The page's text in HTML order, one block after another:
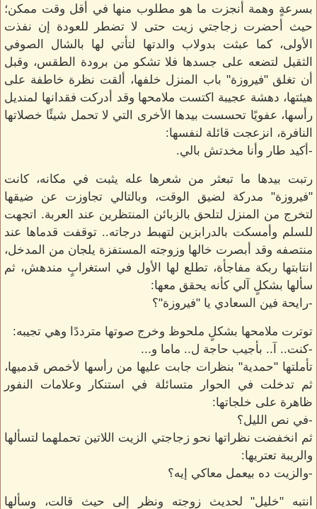
بسرعةٍ وهمة أنجزت ما هو مطلوب منها في أقل وقت ممكن؛
حيث أحضرت زجاجتي زيت حتى لا تضطر للعودة إن نفذت
الأولى، كما عبثت بدولاب والدتها لتأتي لها بالشال الصوفي
الثقيل لتضعه على جسدها فلا تشكو من برودة الطقس، وقبل
أن تغلق "فيروزة" باب المنزل خلفها، ألقت نظرة خاطفة على
هيئتها، دهشة عجيبة اكتست ملامحها وقد أدركت فقدانها لمنديل
رأسها، عفويًا تحسست بيدها الأخرى التي لا تحمل شيئًا خصلاتها
النافرة، انزعجت قائلة لنفسها:
-أكيد طار وأنا مخدتش بالي.
رتبت بيدها ما تبعثر من شعرها عله يثبت في مكانه، كانت
"فيروزة" مدركة لضيق الوقت، وبالتالي تجاوزت عن ضيقها
لتخرج من المنزل لتلحق بالزبائن المنتظرين عند العربة. اتجهت
للسلم وأمسكت بالدرابزين لتهبط درجاته.. توقفت قدماها عند
منتصفه وقد أبصرت خالها وزوجته المستفزة يلجان من المدخل،
انتابتها ربكة مفاجأة، تطلع لها الأول في استغرابٍ مندهش، ثم
سألها بشكلٍ آلي كأنه يحقق معها:
-رايحة فين السعادي يا "فيروزة"؟
توترت ملامحها بشكلٍ ملحوظ وخرج صوتها مترددًا وهي تجيبه:
-كنت.. آ.. بأجيب حاجة ل.. ماما و...
تأملتها "حمدية" بنظرات جابت عليها من رأسها لأخمص قدميها،
ثم تدخلت في الحوار متسائلة في استنكار وعلامات النفور
ظاهرة على خلجاتها:
-في نص الليل؟
ثم انخفضت نظراتها نحو زجاجتي الزيت اللاتين تحملهما لتسألها
والريبة تعتريها:
-والزيت ده بيعمل معاكي إيه؟
انتبه "خليل" لحديث زوجته ونظر إلى حيث قالت، وسألها